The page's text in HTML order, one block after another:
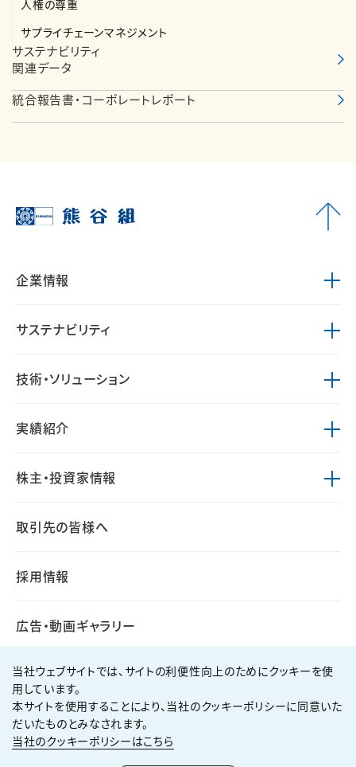
人権の尊重
サプライチェーンマネジメント
サステナビリティ
関連データ
統合報告書・コーポレートレポート
企業情報
サステナビリティ
技術・ソリューション
実績紹介
株主・投資家情報
取引先の皆様へ
採用情報
広告・動画ギャラリー
個人情報保護方針
サイト利用規約
サイトマップ
当社ウェブサイトでは、サイトの利便性向上のためにクッキーを使
用しています。
本サイトを使用することにより、当社のクッキーポリシーに同意いた
だいたものとみなされます。
当社のクッキーポリシーはこちら